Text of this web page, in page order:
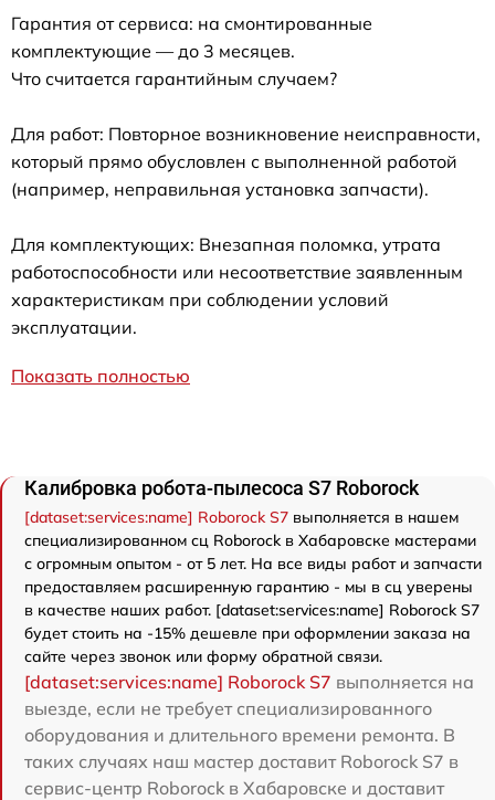
Гарантия от сервиса: на смонтированные
комплектующие — до 3 месяцев.
Что считается гарантийным случаем?
Для работ: Повторное возникновение неисправности,
который прямо обусловлен с выполненной работой
(например, неправильная установка запчасти).
Для комплектующих: Внезапная поломка, утрата
работоспособности или несоответствие заявленным
характеристикам при соблюдении условий
эксплуатации.
Показать полностью
Калибровка робота-пылесоса S7 Roborock
[dataset:services:name] Roborock S7 выполняется в нашем
специализированном сц Roborock в Хабаровске мастерами
с огромным опытом - от 5 лет. На все виды работ и запчасти
предоставляем расширенную гарантию - мы в сц уверены
в качестве наших работ. [dataset:services:name] Roborock S7
будет стоить на -15% дешевле при оформлении заказа на
сайте через звонок или форму обратной связи.
[dataset:services:name] Roborock S7 выполняется на
выезде, если не требует специализированного
оборудования и длительного времени ремонта. В
таких случаях наш мастер доставит Roborock S7 в
сервис-центр Roborock в Хабаровске и доставит